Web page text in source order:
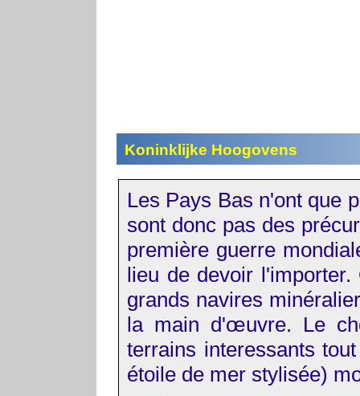
Koninklijke Hoogovens
Les Pays Bas n'ont que
sont donc pas des
première guerre
lieu de devoir
grands navires
la main d'œuvre. Le
terrains interessants
étoile de mer stylisée)